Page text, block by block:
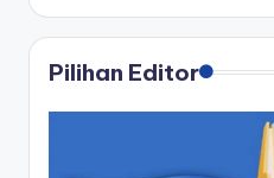
Pilihan Editor